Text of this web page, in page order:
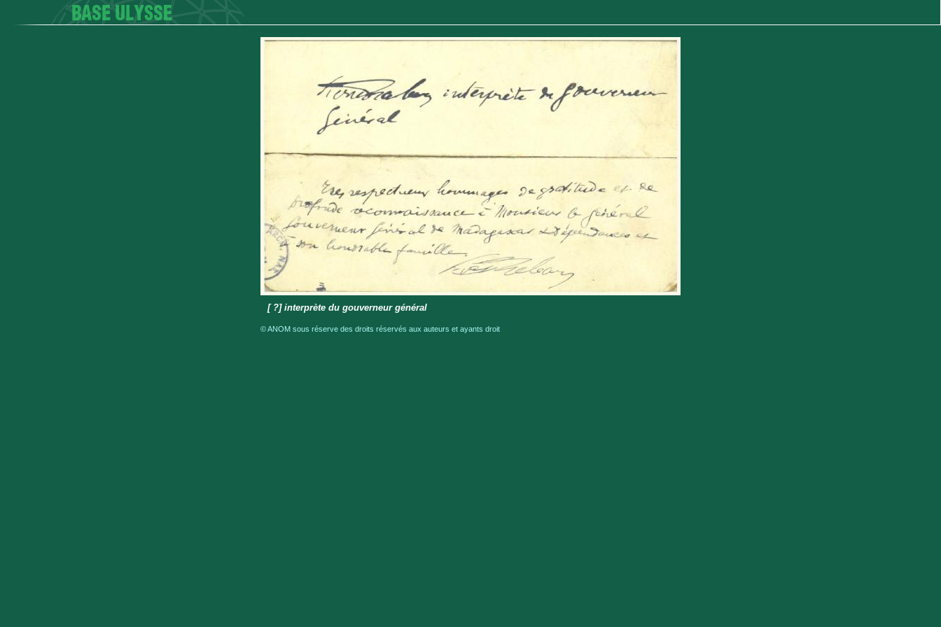
[ ?] interprète du gouverneur général
© ANOM sous réserve des droits réservés aux auteurs et ayants droit